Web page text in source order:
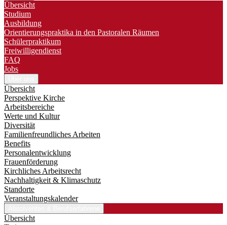
Übersicht
Studium
Ausbildung
Orientierungspraktika in den Pastoralen Räumen
Schülerpraktikum
Freiwilligendienst
FAQ
Jobs
Übersicht
Perspektive Kirche
Arbeitsbereiche
Werte und Kultur
Diversität
Familienfreundliches Arbeiten
Benefits
Personalentwicklung
Frauenförderung
Kirchliches Arbeitsrecht
Nachhaltigkeit & Klimaschutz
Standorte
Veranstaltungskalender
Übersicht